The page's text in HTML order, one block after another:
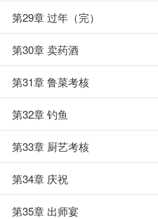
第29章 过年（完）
第30章 卖药酒
第31章 鲁菜考核
第32章 钓鱼
第33章 厨艺考核
第34章 庆祝
第35章 出师宴